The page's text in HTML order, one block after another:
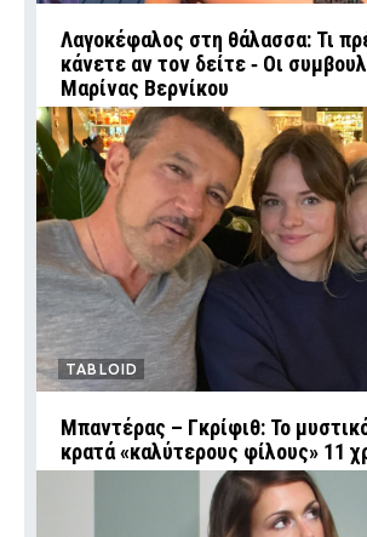
Λαγοκέφαλος στη θάλασσα: Τι
κάνετε αν τον δείτε ‑ Οι
Μαρίνας Βερνίκου
TABLOID
Μπαντέρας – Γκρίφιθ: Το
κρατά «καλύτερους φίλους» 11